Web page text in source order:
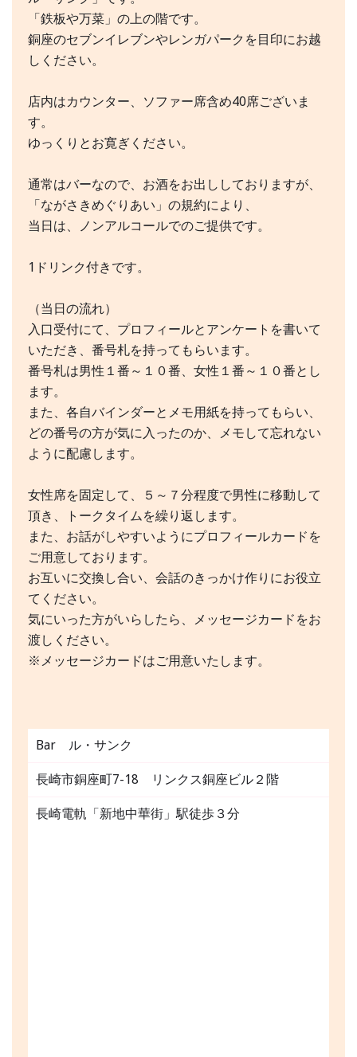
「鉄板や万菜」の上の階です。
銅座のセブンイレブンやレンガパークを目印にお越
しください。
店内はカウンター、ソファー席含め40席ございま
す。
ゆっくりとお寛ぎください。
通常はバーなので、お酒をお出ししておりますが、
「ながさきめぐりあい」の規約により、
当日は、ノンアルコールでのご提供です。
1ドリンク付きです。
（当日の流れ）
入口受付にて、プロフィールとアンケートを書いて
いただき、番号札を持ってもらいます。
番号札は男性１番～１０番、女性１番～１０番とし
ます。
また、各自バインダーとメモ用紙を持ってもらい、
どの番号の方が気に入ったのか、メモして忘れない
ように配慮します。
女性席を固定して、５～７分程度で男性に移動して
頂き、トークタイムを繰り返します。
また、お話がしやすいようにプロフィールカードを
ご用意しております。
お互いに交換し合い、会話のきっかけ作りにお役立
てください。
気にいった方がいらしたら、メッセージカードをお
渡しください。
※メッセージカードはご用意いたします。
Bar ル・サンク
長崎市銅座町7-18 リンクス銅座ビル２階
長崎電軌「新地中華街」駅徒歩３分